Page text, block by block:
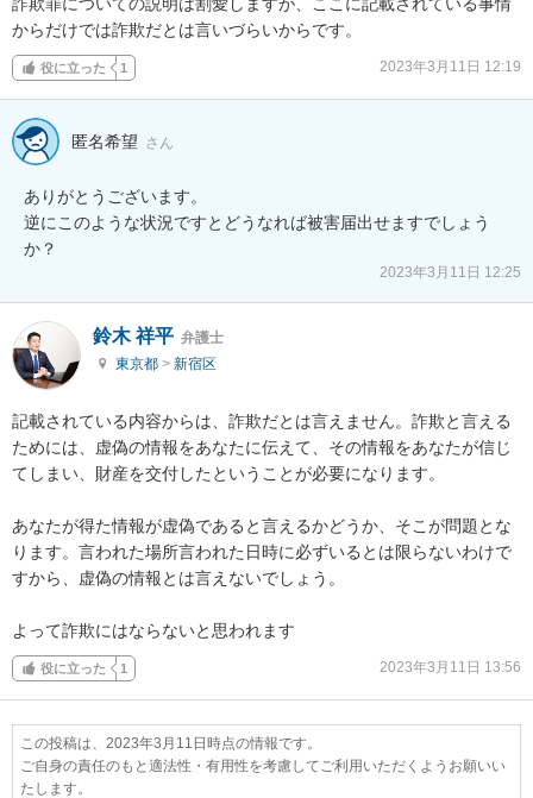
からだけでは詐欺だとは言いづらいからです。
役に立った 1 2023年3月11日 12:19
匿名希望 さん
ありがとうございます。
逆にこのような状況ですとどうなれば被害届出せますでしょう
か？
2023年3月11日 12:25
鈴木 祥平 弁護士
東京都 > 新宿区
記載されている内容からは、詐欺だとは言えません。詐欺と言える
ためには、虚偽の情報をあなたに伝えて、その情報をあなたが信じ
てしまい、財産を交付したということが必要になります。
あなたが得た情報が虚偽であると言えるかどうか、そこが問題とな
ります。言われた場所言われた日時に必ずいるとは限らないわけで
すから、虚偽の情報とは言えないでしょう。
よって詐欺にはならないと思われます
役に立った 1 2023年3月11日 13:56
この投稿は、2023年3月11日時点の情報です。
ご自身の責任のもと適法性・有用性を考慮してご利用いただくようお願いい
たします。